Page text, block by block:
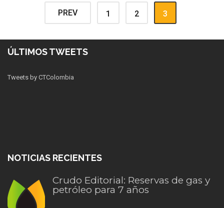
PREV 1 2 3
ÚLTIMOS TWEETS
Tweets by CTColombia
NOTICIAS RECIENTES
Crudo Editorial: Reservas de gas y
petróleo para 7 años